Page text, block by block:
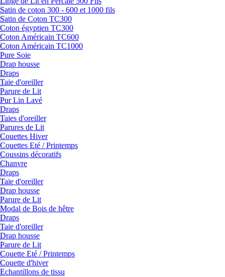
Satin de coton 300 - 600 et 1000 fils
Satin de Coton TC300
Coton égyptien TC300
Coton Américain TC600
Coton Américain TC1000
Pure Soie
Drap housse
Draps
Taie d'oreiller
Parure de Lit
Pur Lin Lavé
Draps
Taies d'oreiller
Parures de Lit
Couettes Hiver
Couettes Eté / Printemps
Coussins décoratifs
Chanvre
Draps
Taie d'oreiller
Drap housse
Parure de Lit
Modal de Bois de hêtre
Draps
Taie d'oreiller
Drap housse
Parure de Lit
Couette Eté / Printemps
Couette d'hiver
Echantillons de tissu